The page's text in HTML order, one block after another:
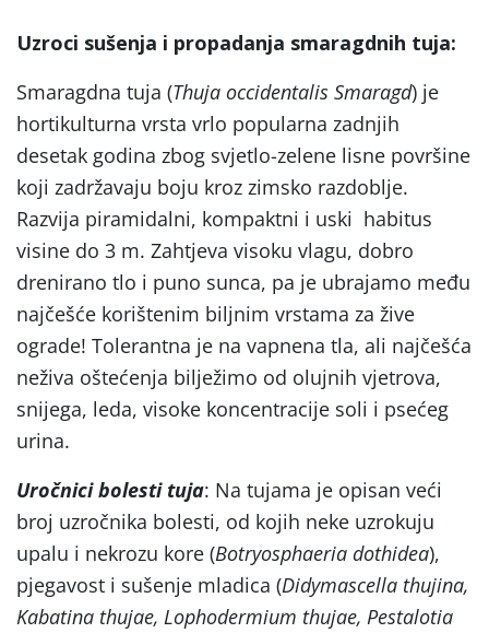
Uzroci sušenja i propadanja smaragdnih tuja:
Smaragdna tuja (Thuja occidentalis Smaragd) je
hortikulturna vrsta vrlo popularna zadnjih
desetak godina zbog svjetlo-zelene lisne površine
koji zadržavaju boju kroz zimsko razdoblje.
Razvija piramidalni, kompaktni i uski habitus
visine do 3 m. Zahtjeva visoku vlagu, dobro
drenirano tlo i puno sunca, pa je ubrajamo među
najčešće korištenim biljnim vrstama za žive
ograde! Tolerantna je na vapnena tla, ali najčešća
neživa oštećenja bilježimo od olujnih vjetrova,
snijega, leda, visoke koncentracije soli i psećeg
urina.
Uročnici bolesti tuja: Na tujama je opisan veći
broj uzročnika bolesti, od kojih neke uzrokuju
upalu i nekrozu kore (Botryosphaeria dothidea),
pjegavost i sušenje mladica (Didymascella thujina,
Kabatina thujae, Lophodermium thujae, Pestalotia